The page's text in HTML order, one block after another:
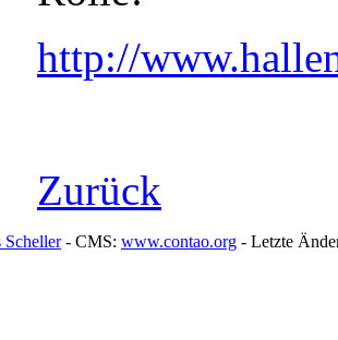
http://
Zurück
Scheller- CMS: www.contao.org - Letzte